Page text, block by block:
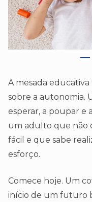
A mesada educativa
sobre a autonomia.
esperar, a poupar e
um adulto que não
fácil e que sabe
esforço.
Comece hoje. Um
início de um futuro